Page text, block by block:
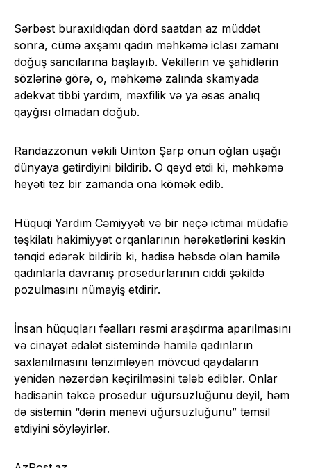
Sərbəst buraxıldıqdan dörd saatdan az müddət
sonra, cümə axşamı qadın məhkəmə iclası zamanı
doğuş sancılarına başlayıb. Vəkillərin və şahidlərin
sözlərinə görə, o, məhkəmə zalında skamyada
adekvat tibbi yardım, məxfilik və ya əsas analıq
qayğısı olmadan doğub.
Randazzonun vəkili Uinton Şarp onun oğlan uşağı
dünyaya gətirdiyini bildirib. O qeyd etdi ki, məhkəmə
heyəti tez bir zamanda ona kömək edib.
Hüquqi Yardım Cəmiyyəti və bir neçə ictimai müdafiə
təşkilatı hakimiyyət orqanlarının hərəkətlərini kəskin
tənqid edərək bildirib ki, hadisə həbsdə olan hamilə
qadınlarla davranış prosedurlarının ciddi şəkildə
pozulmasını nümayiş etdirir.
İnsan hüquqları fəalları rəsmi araşdırma aparılmasını
və cinayət ədalət sistemində hamilə qadınların
saxlanılmasını tənzimləyən mövcud qaydaların
yenidən nəzərdən keçirilməsini tələb ediblər. Onlar
hadisənin təkcə prosedur uğursuzluğunu deyil, həm
də sistemin “dərin mənəvi uğursuzluğunu” təmsil
etdiyini söyləyirlər.